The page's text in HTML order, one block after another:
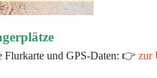
Flurkarte und GPS-Daten: 👉 zur